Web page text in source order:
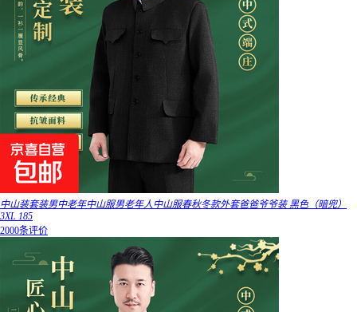
中山装套装男中老年中山服男老年人中山服春秋冬款外套爸爸爷爷装 黑色（暗兜）
3XL 185
2000条评价